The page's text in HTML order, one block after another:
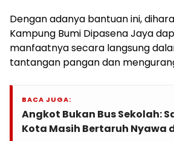
Dengan adanya bantuan ini,
Kampung Bumi Dipasena Jaya
manfaatnya secara langsung
tantangan pangan dan
BACA JUGA:
Angkot Bukan Bus Sekolah:
Kota Masih Bertaruh Nyawa